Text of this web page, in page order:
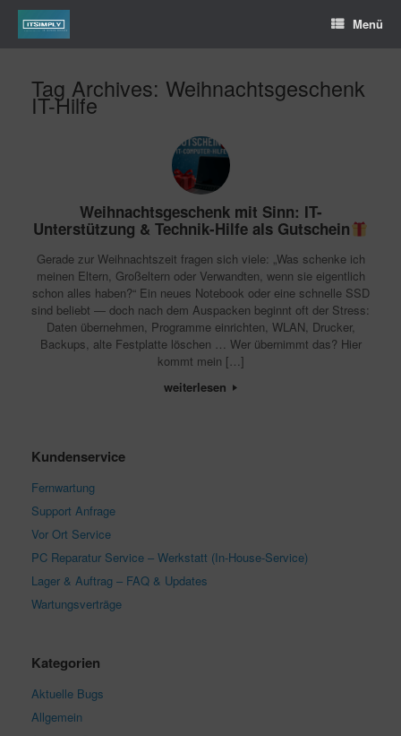
Menü
Tag Archives: Weihnachtsgeschenk
IT-Hilfe
Weihnachtsgeschenk mit Sinn: IT-
Unterstützung & Technik-Hilfe als Gutschein
Gerade zur Weihnachtszeit fragen sich viele: „Was schenke ich
meinen Eltern, Großeltern oder Verwandten, wenn sie eigentlich
schon alles haben?“ Ein neues Notebook oder eine schnelle SSD
sind beliebt — doch nach dem Auspacken beginnt oft der Stress:
Daten übernehmen, Programme einrichten, WLAN, Drucker,
Backups, alte Festplatte löschen … Wer übernimmt das? Hier
kommt mein […]
weiterlesen
Kundenservice
Fernwartung
Support Anfrage
Vor Ort Service
PC Reparatur Service – Werkstatt (In-House-Service)
Lager & Auftrag – FAQ & Updates
Wartungsverträge
Kategorien
Aktuelle Bugs
Allgemein